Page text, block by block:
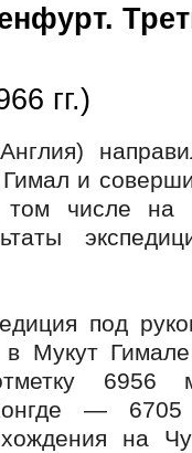
гг.)
и
том числе
под
Мукут
6956
—
на